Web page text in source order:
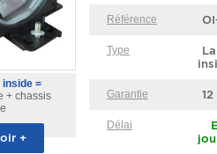
inside =
+ chassis
+
Référence
Type
Garantie 12
Délai